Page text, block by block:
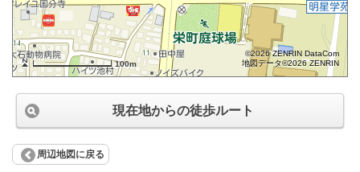
100m
©2026 ZENRIN DataCom
地図データ©2026 ZENRIN
現在地からの徒歩ルート
周辺地図に戻る